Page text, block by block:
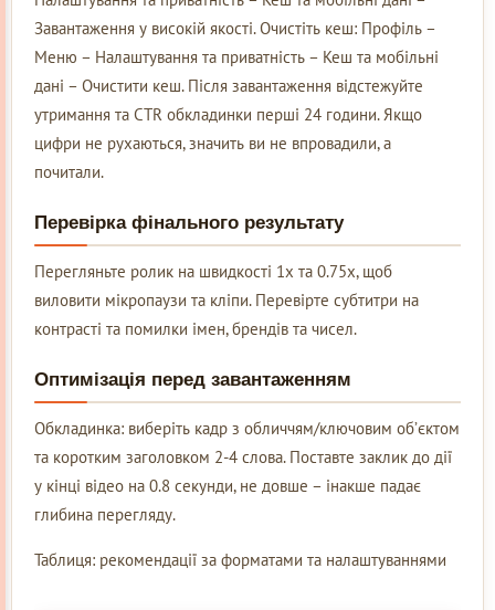
Завантаження у високій якості. Очистіть кеш: Профіль –
Меню – Налаштування та приватність – Кеш та мобільні
дані – Очистити кеш. Після завантаження відстежуйте
утримання та CTR обкладинки перші 24 години. Якщо
цифри не рухаються, значить ви не впровадили, а
почитали.
Перевірка фінального результату
Перегляньте ролик на швидкості 1x та 0.75x, щоб
виловити мікропаузи та кліпи. Перевірте субтитри на
контрасті та помилки імен, брендів та чисел.
Оптимізація перед завантаженням
Обкладинка: виберіть кадр з обличчям/ключовим об’єктом
та коротким заголовком 2-4 слова. Поставте заклик до дії
у кінці відео на 0.8 секунди, не довше – інакше падає
глибина перегляду.
Таблиця: рекомендації за форматами та налаштуваннями